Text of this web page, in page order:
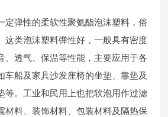
定弹性的柔软性聚氨酯泡沫塑料，俗
这类泡沫塑料弹性好，一般具有密度
、透气、保温等性能，主要应用于各
车船及家具沙发座椅的坐垫、靠垫及
等。工业和民用上也把软泡用作过滤
材料、装饰材料、包装材料及隔热保